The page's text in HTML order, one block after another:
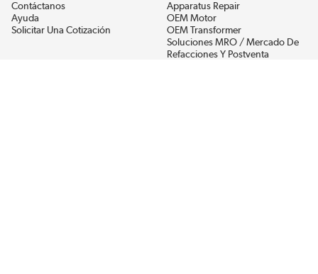
Contáctanos
Ayuda
Solicitar Una Cotización
Apparatus Repair
OEM Motor
OEM Transformer
Soluciones MRO / Mercado De
Refacciones Y Postventa